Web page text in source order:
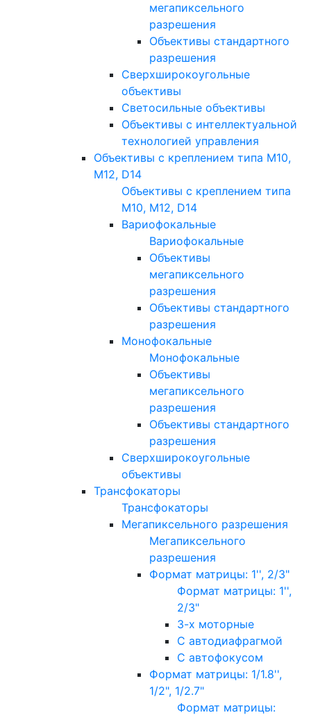
мегапиксельного
разрешения
Объективы стандартного
разрешения
Сверхширокоугольные
объективы
Светосильные объективы
Объективы с интеллектуальной
технологией управления
Объективы с креплением типа M10,
M12, D14
Объективы с креплением типа
M10, M12, D14
Вариофокальные
Вариофокальные
Объективы
мегапиксельного
разрешения
Объективы стандартного
разрешения
Монофокальные
Монофокальные
Объективы
мегапиксельного
разрешения
Объективы стандартного
разрешения
Сверхширокоугольные
объективы
Трансфокаторы
Трансфокаторы
Мегапиксельного разрешения
Мегапиксельного
разрешения
Формат матрицы: 1'', 2/3"
Формат матрицы: 1'',
2/3"
3-х моторные
С автодиафрагмой
С автофокусом
Формат матрицы: 1/1.8'',
1/2", 1/2.7"
Формат матрицы: